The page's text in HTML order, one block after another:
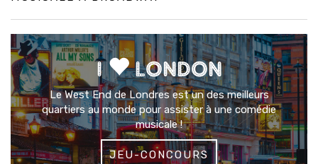
I LONDON
Le West End de Londres est un des meilleurs
quartiers au monde pour assister à une comédie
musicale !
JEU-CONCOURS